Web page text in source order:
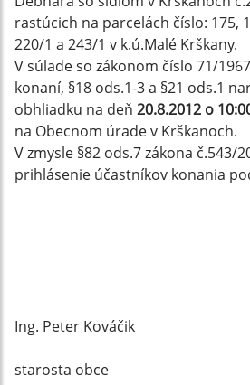
rastúcich na parcelách číslo: 175,
220/1 a 243/1 v k.ú.Malé Krškany.
V súlade so zákonom číslo 71/
konaní, §18 ods.1-3 a §21 ods.1
obhliadku na deň 20.8.2012 o
na Obecnom úrade v Krškanoch.
V zmysle §82 ods.7 zákona č.543/
prihlásenie účastníkov konania
Ing. Peter Kováčik
starosta obce